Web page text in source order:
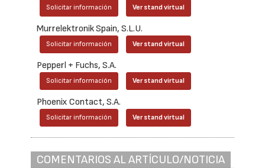
Solicitar información Ver stand virtual
Murrelektronik Spain, S.L.U.
Solicitar información Ver stand virtual
Pepperl + Fuchs, S.A.
Solicitar información Ver stand virtual
Phoenix Contact, S.A.
Solicitar información Ver stand virtual
COMENTARIOS AL ARTÍCULO/NOTICIA